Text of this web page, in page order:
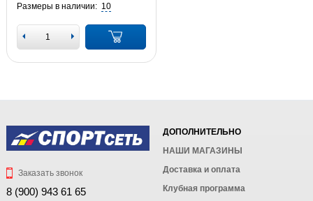
Размеры в наличии: 10
Заказать звонок
8 (900) 943 61 65
ДОПОЛНИТЕЛЬНО
НАШИ МАГАЗИНЫ
Доставка и оплата
Клубная программа